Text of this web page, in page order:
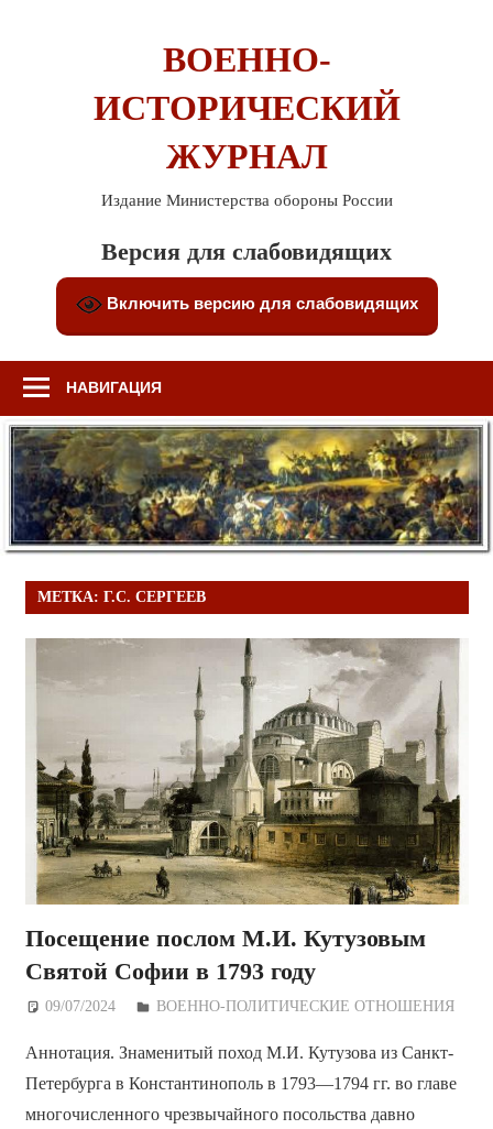
ВОЕННО-
ИСТОРИЧЕСКИЙ
ЖУРНАЛ
Издание Министерства обороны России
Версия для слабовидящих
Включить версию для слабовидящих
НАВИГАЦИЯ
МЕТКА: Г.С. СЕРГЕЕВ
Посещение послом М.И. Кутузовым
Святой Софии в 1793 году
09/07/2024 Дежурный по Редакции
ВОЕННО-ПОЛИТИЧЕСКИE ОТНОШЕНИЯ
Аннотация. Знаменитый поход М.И. Кутузова из Санкт-
Петербурга в Константинополь в 1793—1794 гг. во главе
многочисленного чрезвычайного посольства давно